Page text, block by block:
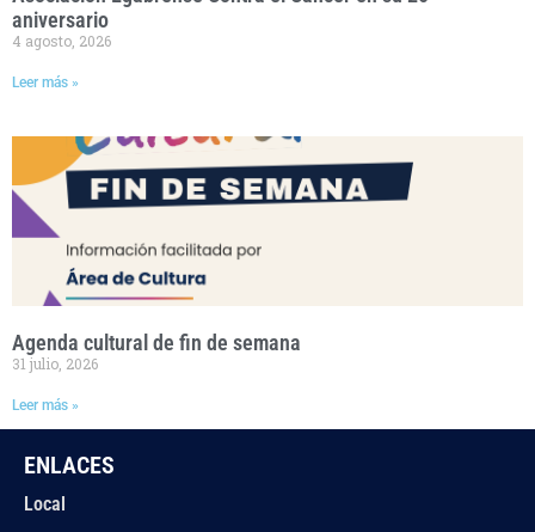
aniversario
4 agosto, 2026
Leer más »
Agenda cultural de fin de semana
31 julio, 2026
Leer más »
ENLACES
Local